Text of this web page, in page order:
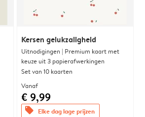
Kersen gelukzaligheid
Uitnodigingen | Premium kaart met
keuze uit 3 papierafwerkingen
Set van 10 kaarten
Vanaf
€ 9,99
offers Elke dag lage prijzen